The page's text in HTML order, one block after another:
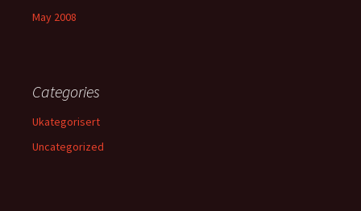
May 2008
Categories
Ukategorisert
Uncategorized